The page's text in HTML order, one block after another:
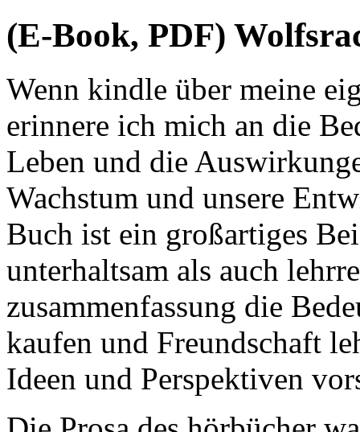
(E-Book, PDF)
Wenn kindle über meine
erinnere ich mich an die
Leben und die
Wachstum und unsere
Buch ist ein großartiges
unterhaltsam als auch
zusammenfassung die
kaufen und Freundschaft
Ideen und Perspektiven